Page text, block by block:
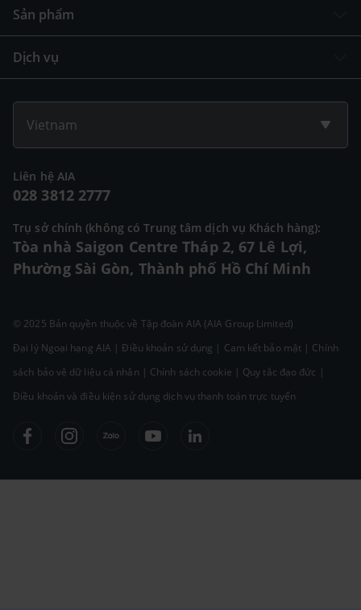
Sản phẩm
Dịch vụ
Vietnam
Liên hệ AIA
028 3812 2777
Trụ sở chính (không có Trung tâm dịch vụ Khách hàng):
Tòa nhà Saigon Centre Tháp 2, 67 Lê Lợi,
Phường Sài Gòn, Thành phố Hồ Chí Minh
© 2025 Bản quyền thuộc về Tập đoàn AIA (AIA Group Limited)
Đại lý Ngoại hạng AIA |Điều khoản sử dụng | Cam kết bảo mật | Chính
sách bảo vệ dữ liệu cá nhân | Chính sách cookie | Quy tắc đạo đức |
Điều khoản và điều kiện sử dụng dịch vụ thanh toán trực tuyến